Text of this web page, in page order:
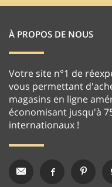
À PROPOS DE NOUS
Votre site n°1 de
vous permettant
magasins en ligne
économisant jusqu'à
internationaux !